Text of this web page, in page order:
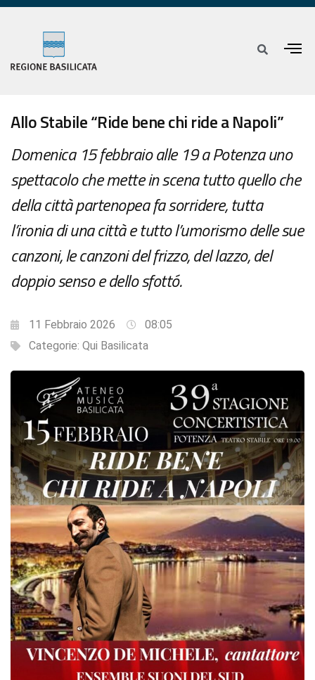
Allo Stabile “Ride bene chi ride a Napoli”
Domenica 15 febbraio alle 19 a Potenza uno
spettacolo che mette in scena tutto quello che
della città partenopea fa sorridere, tutta
l’ironia di una città e tutto l’umorismo delle sue
canzoni, le canzoni del frizzo, del lazzo, del
doppio senso e dello sfottó.
11 Febbraio 2026
08:05
Categorie: Qui Basilicata